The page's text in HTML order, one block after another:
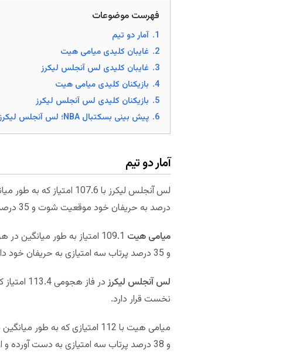
فهرست موضوعات
1. آمار دو تیم
2. غایبان کلیدی میامی هیت
3. غایبان کلیدی لس آنجلس لیکرز
4. بازیکنان کلیدی میامی هیت
5. بازیکنان کلیدی لس آنجلس لیکرز
6. پیش بینی بسکتبال NBA؛ لس آنجلس لیکرز – میامی هیت (بازی دوم)
آمار دو تیم
درصد به حریفان خود موقعیت شوت و 35 درصد پرتاب سه امتیازی داده تا در رده های هشتم از نظر فاز دفاعی قرار بگیرد.
میامی هیت
و 35 درصد پرتاب سه امتیازی به حریفان خود داده که به این ترتیب در رده های هفتم و ششم قرار می‌گیرد.
لس آنجلس لیکرز
نخست قرار دارد.
و 38 درصد پرتاب سه امتیازی به دست آورده و از این لحاظ به ترتیب در رده های هشتم و دوم قرار می‌گیرد.